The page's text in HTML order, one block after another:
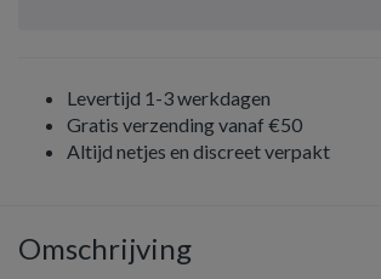
Levertijd 1-3 werkdagen
Gratis verzending vanaf €50
Altijd netjes en discreet verpakt
Omschrijving